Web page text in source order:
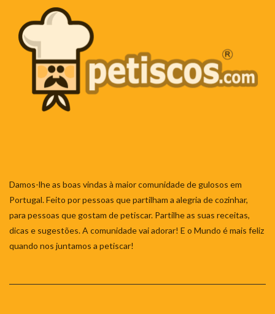
Damos-lhe as boas vindas à maior comunidade de gulosos em
Portugal. Feito por pessoas que partilham a alegria de cozinhar,
para pessoas que gostam de petiscar. Partilhe as suas receitas,
dicas e sugestões. A comunidade vai adorar! E o Mundo é mais feliz
quando nos juntamos a petiscar!